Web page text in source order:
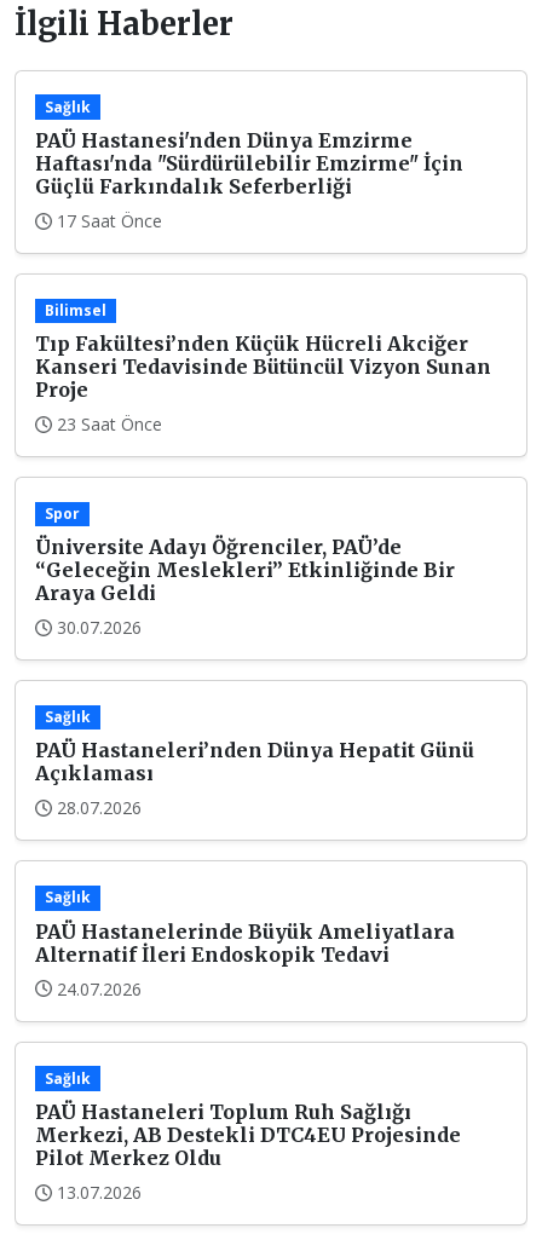
İlgili Haberler
Sağlık
PAÜ Hastanesi'nden Dünya Emzirme
Haftası'nda "Sürdürülebilir Emzirme" İçin
Güçlü Farkındalık Seferberliği
17 Saat Önce
Bilimsel
Tıp Fakültesi’nden Küçük Hücreli Akciğer
Kanseri Tedavisinde Bütüncül Vizyon Sunan
Proje
23 Saat Önce
Spor
Üniversite Adayı Öğrenciler, PAÜ’de
“Geleceğin Meslekleri” Etkinliğinde Bir
Araya Geldi
30.07.2026
Sağlık
PAÜ Hastaneleri’nden Dünya Hepatit Günü
Açıklaması
28.07.2026
Sağlık
PAÜ Hastanelerinde Büyük Ameliyatlara
Alternatif İleri Endoskopik Tedavi
24.07.2026
Sağlık
PAÜ Hastaneleri Toplum Ruh Sağlığı
Merkezi, AB Destekli DTC4EU Projesinde
Pilot Merkez Oldu
13.07.2026